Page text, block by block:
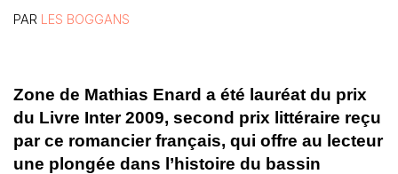
PAR LES BOGGANS
Zone de Mathias Enard a été lauréat du prix
du Livre Inter 2009, second prix littéraire reçu
par ce romancier français, qui offre au lecteur
une plongée dans l’histoire du bassin